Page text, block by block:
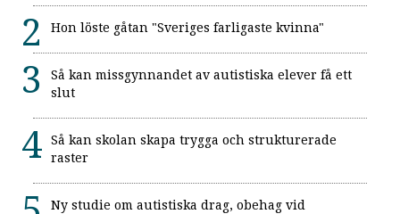
Hon löste gåtan "Sveriges farligaste kvinna"
Så kan missgynnandet av autistiska elever få ett
slut
Så kan skolan skapa trygga och strukturerade
raster
Ny studie om autistiska drag, obehag vid